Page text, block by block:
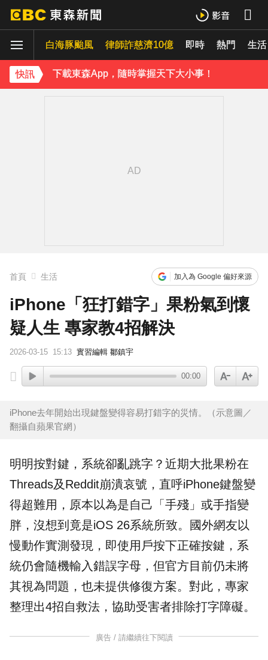
白海豚颱風 律師詐慈濟10億 即時 熱門 生活
快訊
下載東森App，隨時掌握天下大小事！
首頁 生活 加入為 Google 偏好來源
iPhone「狂打錯字」果粉氣到懷
疑人生 專家教4招解決
2026-03-15 15:13 實習編輯 鄒鎮宇
00:00
iPhone去年開始出現鍵盤變得容易打錯字的災情。（示意圖／
翻攝自蘋果官網）
明明按對鍵，系統卻亂跳字？近期大批果粉在
Threads及Reddit崩潰哀號，直呼iPhone鍵盤變
得超難用，原本以為是自己「手殘」或手指變
胖，沒想到竟是iOS 26系統所致。國外網友以
慢動作實測發現，即使用戶按下正確按鍵，系
統仍會隨機輸入錯誤字母，但官方目前仍未將
其視為問題，也未提供修復方案。對此，專家
整理出4招自救法，協助受害者排除打字障礙。
廣告 / 請繼續往下閱讀